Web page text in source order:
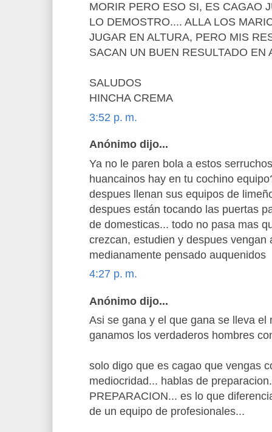
MORIR PERO ESO SI, ES CAGAO
LO DEMOSTRO.... ALLA LOS
JUGAR EN ALTURA, PERO MIS
SACAN UN BUEN RESULTADO EN
SALUDOS
HINCHA CREMA
3:52 p. m.
Anónimo dijo...
Ya no le paren bola a estos
huancainos hay en tu cochino
despues llenan sus equipos de
despues están tocando las puertas
de domesticas... todo no pasa mas
crezcan, estudien y despues vengan
medianamente pensado auquenidos
4:27 p. m.
Anónimo dijo...
Asi se gana y el que gana se lleva el
ganamos los verdaderos hombres
solo digo que es cagao que vengas
mediocridad... hablas de
PREPARACION... es lo que
de un equipo de profesionales...